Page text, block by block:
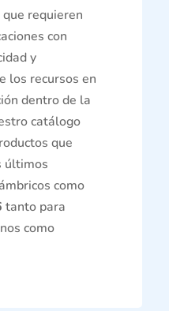
requieren
con
y
los recursos en
dentro de la
catálogo
que
últimos
como
tanto para
como